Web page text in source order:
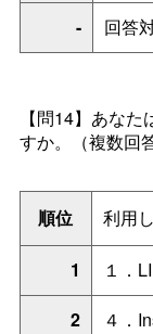
- 回答
【問14】あな
すか。（複数回
順位
利用
1
１．
2
４．